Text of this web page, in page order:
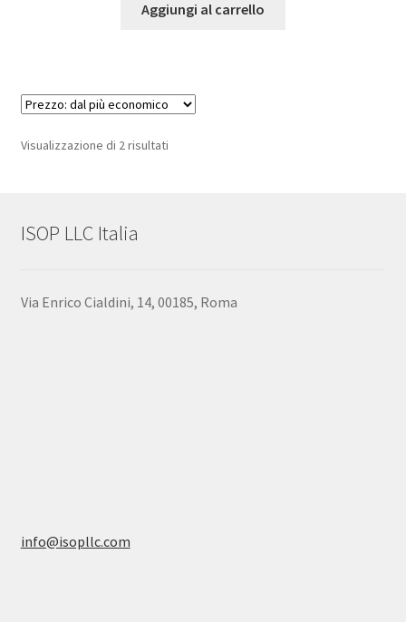
Aggiungi al carrello
Visualizzazione di 2 risultatiPrezzo:
ISOP LLC Italia
Via Enrico Cialdini, 14, 00185, Roma
info@isopllc.com